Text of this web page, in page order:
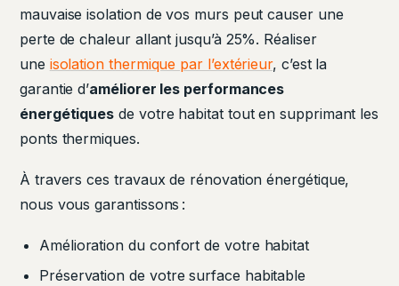
mauvaise isolation de vos murs peut causer une
perte de chaleur allant jusqu’à 25%. Réaliser
une isolation thermique par l’extérieur, c’est la
garantie d’améliorer les performances
énergétiques de votre habitat tout en supprimant les
ponts thermiques.
À travers ces travaux de rénovation énergétique,
nous vous garantissons :
Amélioration du confort de votre habitat
Préservation de votre surface habitable